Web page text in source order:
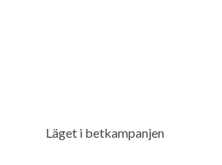
Läget i betkampanjen